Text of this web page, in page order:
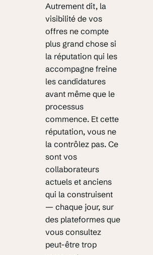
Autrement dit, la
visibilité de vos
offres ne compte
plus grand chose si
la réputation qui les
accompagne freine
les candidatures
avant même que le
processus
commence. Et cette
réputation, vous ne
la contrôlez pas. Ce
sont vos
collaborateurs
actuels et anciens
qui la construisent
— chaque jour, sur
des plateformes que
vous consultez
peut-être trop